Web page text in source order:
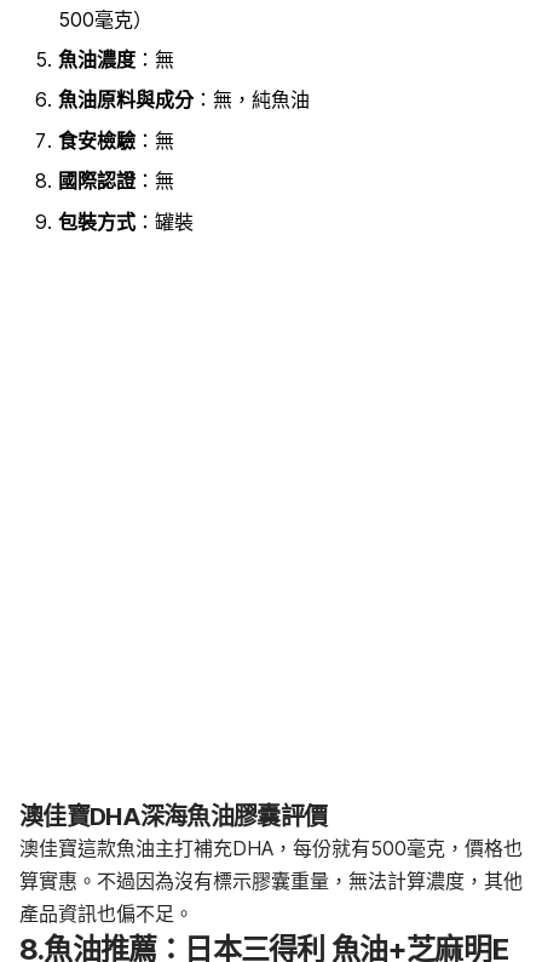
500毫克）
魚油濃度 ：無
魚油原料與成分：無，純魚油
食安檢驗 ：無
國際認證：無
包裝方式 ：罐裝
澳佳寶DHA深海魚油膠囊評價
澳佳寶這款魚油主打補充DHA，每份就有500毫克，價格也
算實惠。不過因為沒有標示膠囊重量，無法計算濃度，其他
產品資訊也偏不足。
8.魚油推薦：日本三得利 魚油+芝麻明E